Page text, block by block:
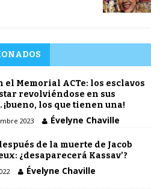
el Memorial ACTe: los esclavos
revolviéndose en sus
¡bueno, los que tienen una!
2023 Évelyne Chaville
de la muerte de Jacob
¿desaparecerá Kassav’?
Évelyne Chaville